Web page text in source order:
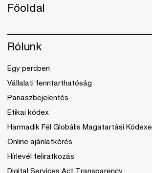
Főoldal
Rólunk
Egy percben
Vállalati fenntarthatóság
Panaszbejelentés
Etikai kódex
Harmadik Fél Globális Magatartási Kódexe
Online ajánlatkérés
Hírlevél feliratkozás
Digital Services Act Transparency